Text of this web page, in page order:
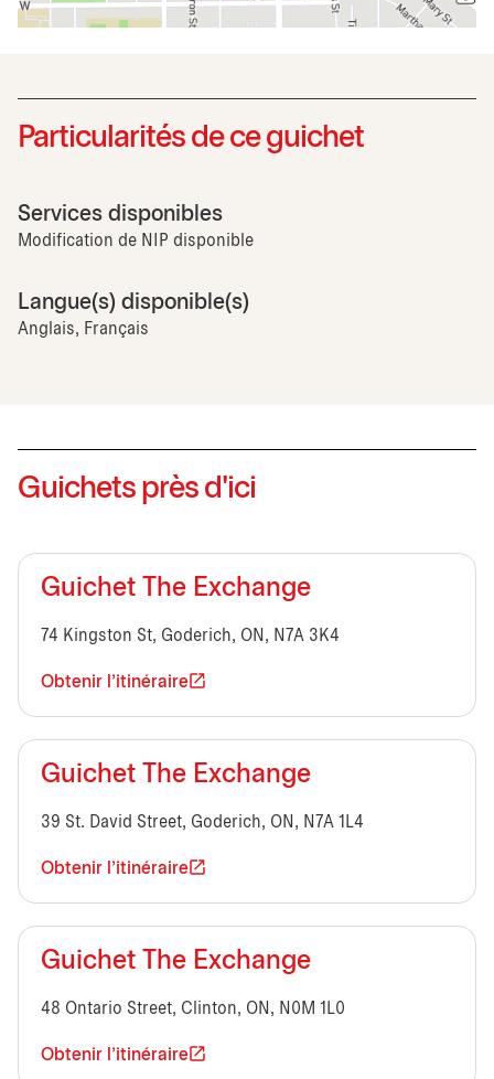
Particularités de ce guichet
Services disponibles
Modification de NIP disponible
Langue(s) disponible(s)
Anglais, Français
Guichets près d'ici
Guichet The Exchange
74 Kingston St, Goderich, ON, N7A 3K4
Obtenir l'itinéraire
Guichet The Exchange
39 St. David Street, Goderich, ON, N7A 1L4
Obtenir l'itinéraire
Guichet The Exchange
48 Ontario Street, Clinton, ON, N0M 1L0
Obtenir l'itinéraire